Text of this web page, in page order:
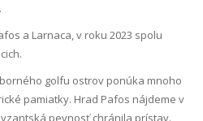
a Larnaca, v roku 2023 spolu
golfu ostrov ponúka mnoho
pamiatky. Hrad Pafos nájdeme v
pevnosť chránila prístav.